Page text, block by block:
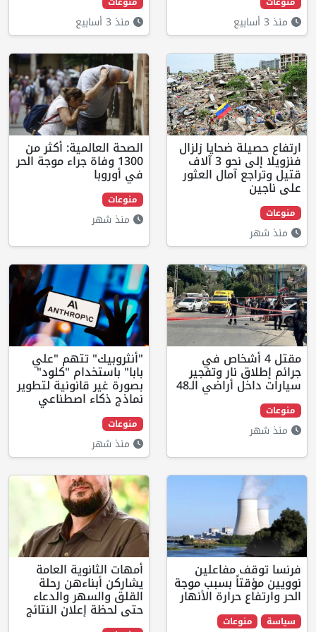
ضحايا زلزال
فنزويلا إلى نحو 3 آلاف
آمال العثور
الصحة العالمية: أكثر من
1300 وفاة جراء موجة الحر
في أوروبا
أشخاص في
نار وتفجير
الـ48
"أنثروبيك" تتهم "علي
بابا" باستخدام "كلود"
بصورة غير قانونية لتطوير
نماذج ذكاء اصطناعي
مفاعلين
بسبب موجة
حرارة الأنهار
أمهات الثانوية العامة
يشاركن أبناءهن رحلة
القلق والسهر والدعاء
حتى لحظة إعلان النتائج